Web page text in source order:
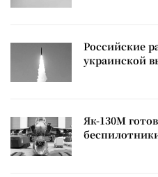
Российские
украинской
Як-130М